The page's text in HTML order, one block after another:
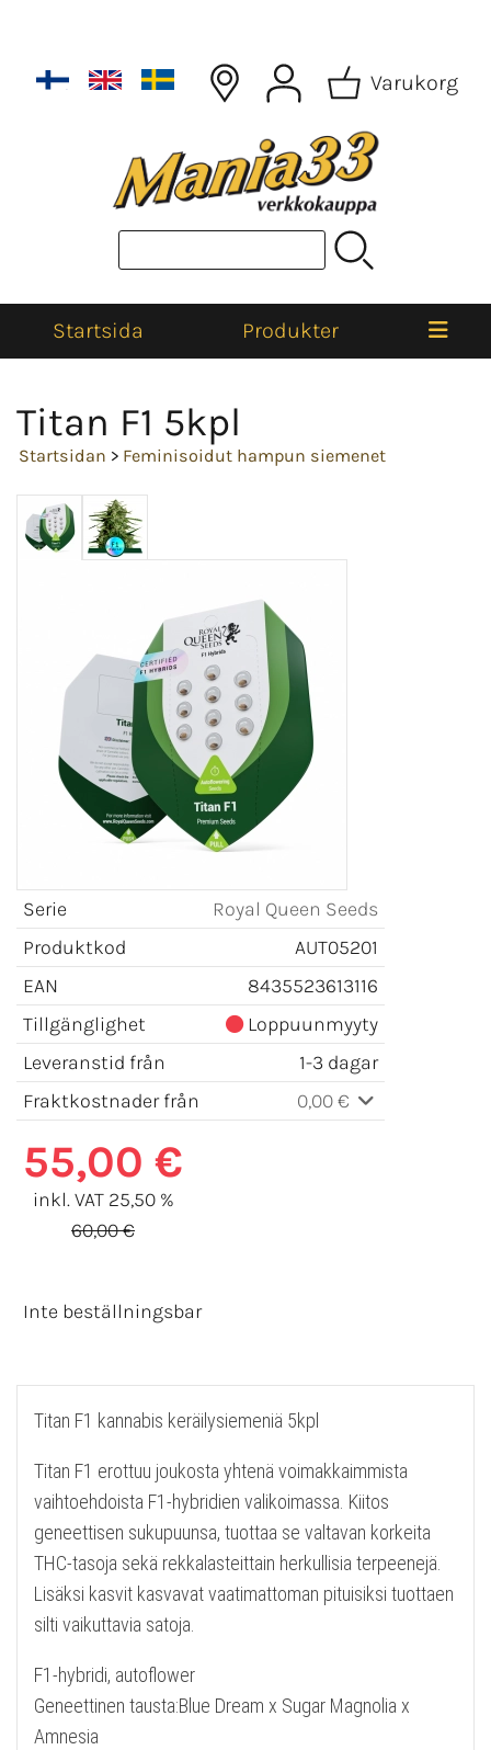
Varukorg
Startsida Produkter
Titan F1 5kpl
Startsidan > Feminisoidut hampun siemenet
Serie
Royal Queen Seeds
Produktkod
AUT05201
EAN
8435523613116
Tillgänglighet
Loppuunmyyty
Leveranstid från
1-3 dagar
Fraktkostnader från
0,00 €
55,00 €
inkl. VAT 25,50 %
60,00 €
Inte beställningsbar
Titan F1 kannabis keräilysiemeniä 5kpl
Titan F1 erottuu joukosta yhtenä voimakkaimmista
vaihtoehdoista F1-hybridien valikoimassa. Kiitos
geneettisen sukupuunsa, tuottaa se valtavan korkeita
THC-tasoja sekä rekkalasteittain herkullisia terpeenejä.
Lisäksi kasvit kasvavat vaatimattoman pituisiksi tuottaen
silti vaikuttavia satoja.
F1-hybridi, autoflower
Geneettinen tausta:Blue Dream x Sugar Magnolia x
Amnesia